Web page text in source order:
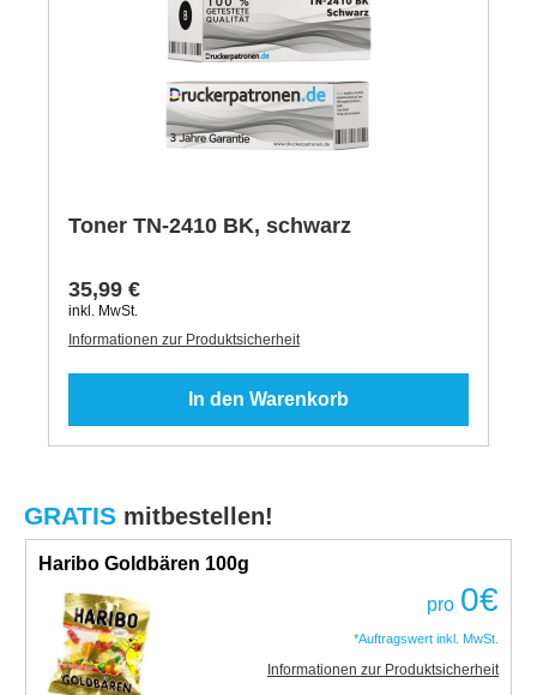
Toner TN-2410 BK, schwarz
35,99 €
inkl. MwSt.
Informationen zur Produktsicherheit
In den Warenkorb
GRATIS mitbestellen!
Haribo Goldbären 100g
pro 0€
*Auftragswert inkl. MwSt.
Informationen zur Produktsicherheit